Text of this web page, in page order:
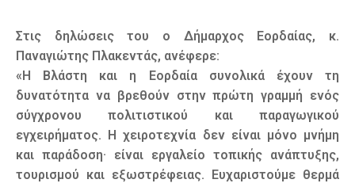
Στις δηλώσεις του ο Δήμαρχος Εορδαίας, κ.
Παναγιώτης Πλακεντάς, ανέφερε:
«Η Βλάστη και η Εορδαία συνολικά έχουν τη
δυνατότητα να βρεθούν στην πρώτη γραμμή ενός
σύγχρονου πολιτιστικού και παραγωγικού
εγχειρήματος. Η χειροτεχνία δεν είναι μόνο μνήμη
και παράδοση· είναι εργαλείο τοπικής ανάπτυξης,
τουρισμού και εξωστρέφειας. Ευχαριστούμε θερμά